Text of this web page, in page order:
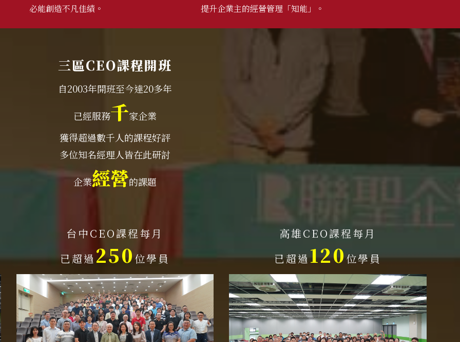
必能創造不凡佳績。
提升企業主的經營管理「知能」。
三區CEO課程開班
自2003年開班至今達20多年
已經服務千家企業
獲得超過數千人的課程好評
多位知名經理人皆在此研討
企業經營的課題
台中CEO課程每月
已超過250位學員
高雄CEO課程每月
已超過120位學員